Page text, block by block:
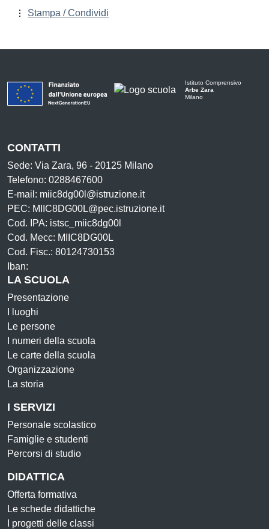
Stampa / Condividi
Istituto Comprensivo
Arbe Zara
Milano
CONTATTI
Sede: Via Zara, 96 - 20125 Milano
Telefono: 0288467600
E-mail: miic8dg00l@istruzione.it
PEC: MIIC8DG00L@pec.istruzione.it
Cod. IPA: istsc_miic8dg00l
Cod. Mecc: MIIC8DG00L
Cod. Fisc.: 80124730153
Iban:
LA SCUOLA
Presentazione
I luoghi
Le persone
I numeri della scuola
Le carte della scuola
Organizzazione
La storia
I SERVIZI
Personale scolastico
Famiglie e studenti
Percorsi di studio
DIDATTICA
Offerta formativa
Le schede didattiche
I progetti delle classi